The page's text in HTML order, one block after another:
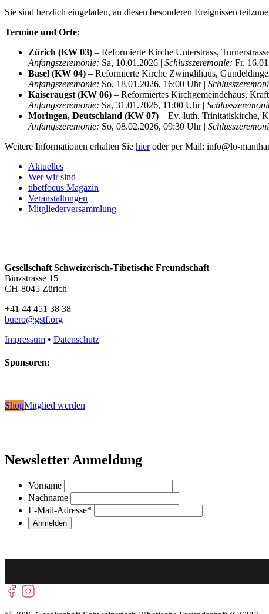
Sie sind herzlich eingeladen, an diesen besonderen Ereignissen
Termine und Orte:
Zürich (KW 03) – Reformierte Kirche Unterstrass,
Anfangszeremonie: Sa, 10.01.2026 | Schlusszeremonie: Fr,
Basel (KW 04) – Reformierte Kirche Zwinglihaus,
Anfangszeremonie: So, 18.01.2026, 16:00 Uhr |
Kaiseraugst (KW 06) – Reformiertes Kirchgemeindehaus,
Anfangszeremonie: Sa, 31.01.2026, 11:00 Uhr |
Moringen, Deutschland (KW 07) – Ev.-luth. Trinitatiskirche,
Anfangszeremonie: So, 08.02.2026, 09:30 Uhr |
Weitere Informationen erhalten Sie hieroder per Mail: info@lo-
Aktuelles
Wer wir sind
tibetfocus Magazin
Veranstaltungen
Mitgliederversammlung
Gesellschaft Schweizerisch-Tibetische Freundschaft
Binzstrasse 15
CH-8045 Zürich
+41 44 451 38 38
buero@gstf.org
Impressum • Datenschutz
Sponsoren:
ShopMitglied werden
Newsletter Anmeldung
Vorname
Nachname
E-Mail-Adresse*